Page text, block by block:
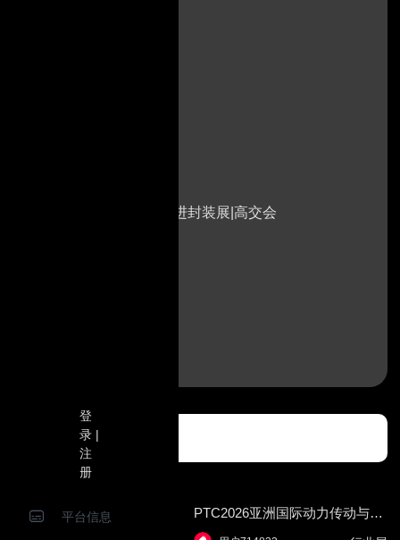
登
录 |
注
册
 平台信息
设备核心零部件展|深圳先进封装展|高交会
PTC2026亚洲国际动力传动与控制技术展览会